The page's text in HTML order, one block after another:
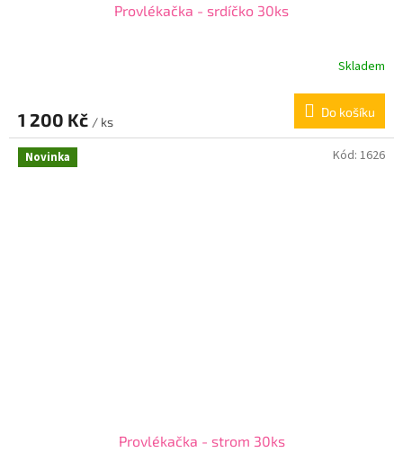
Provlékačka - srdíčko 30ks
Skladem
1 200 Kč / ks
Do košíku
Novinka
Provlékačka - strom 30ks
Kód: 1626